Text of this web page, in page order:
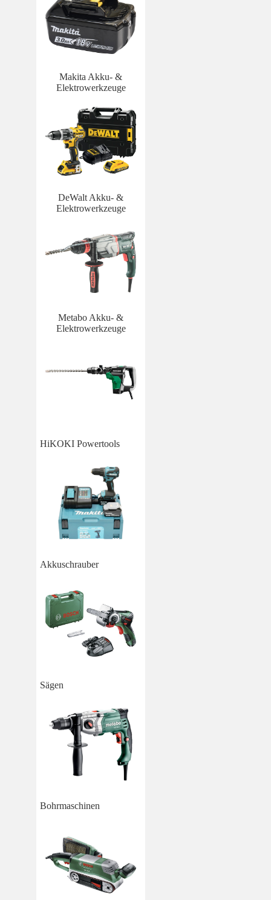
Makita Akku- &
Elektrowerkzeuge
DeWalt Akku- &
Elektrowerkzeuge
Metabo Akku- &
Elektrowerkzeuge
HiKOKI Powertools
Akkuschrauber
Sägen
Bohrmaschinen